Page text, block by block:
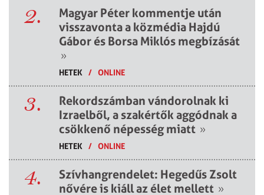
2.
Magyar Péter kommentje után
visszavonta a közmédia Hajdú
Gábor és Borsa Miklós megbízását
»
HETEK / ONLINE
3.
Rekordszámban vándorolnak ki
Izraelből, a szakértők aggódnak a
csökkenő népesség miatt »
HETEK / ONLINE
4.
Szívhangrendelet: Hegedűs Zsolt
nővére is kiáll az élet mellett »